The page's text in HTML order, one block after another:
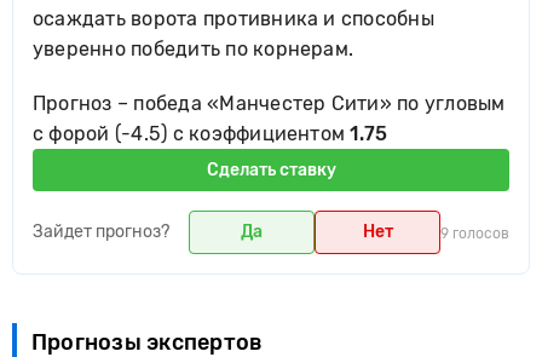
осаждать ворота противника и способны
уверенно победить по корнерам.
Прогноз – победа «Манчестер Сити» по угловым
с форой (-4.5) с коэффициентом1.75
Сделать ставку
Зайдет прогноз? Да Нет 9 голосов
Прогнозы экспертов